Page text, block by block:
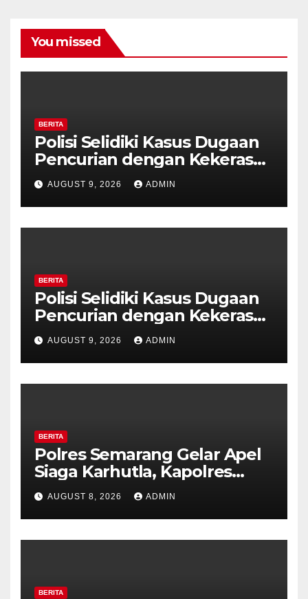
You missed
BERITA
Polisi Selidiki Kasus Dugaan
Pencurian dengan Kekerasan
di Counter HP Royal Phone
Ambarawa.
AUGUST 9, 2026 ADMIN
BERITA
Polisi Selidiki Kasus Dugaan
Pencurian dengan Kekerasan
di Counter HP Royal Phone
Ambarawa.
AUGUST 9, 2026 ADMIN
BERITA
Polres Semarang Gelar Apel
Siaga Karhutla, Kapolres
Tekankan Sinergi dan
Kesiapsiagaan Hadapi Musim
Kemarau.
AUGUST 8, 2026 ADMIN
BERITA